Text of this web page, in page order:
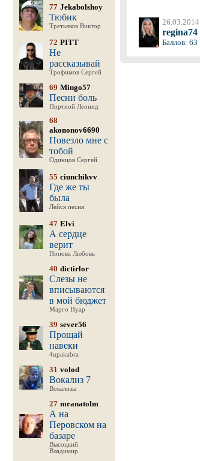
77 Jekabolshoy
Тюбик
Третьяков Виктор
72 PITT
Не
рассказывай
Трофимов Сергей
69 Mingo57
Песни боль
Портной Леонид
68
akononov6690
Повезло мне с
тобой
Одинцов Сергей
55 ciunchikvv
Где же ты
была
Лейся песня
47 Elvi
А сердце
верит
Попова Любовь
40 dictirlor
Слезы не
вписываются
в мой бюджет
Марго Нуар
39 sever56
Прощай
навеки
4upakabra
31 volod
Вокализ 7
Вокализы
27 mranatolm
А на
Перовском на
базаре
Высоцкий
Владимир
26.03.2014
regina74
Баллов: 63